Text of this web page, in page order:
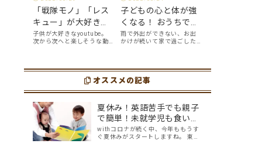
「戦隊モノ」「レス
キュー」が大好きな
年中男児が、自分か
ら好んで見る
選
子供が大好きなyoutube。
次から次へと楽しそうな動
ツールです。アットホーム留
学では、親子の会話・家庭
youtubeやゲーム、アプリ
だ…
子どもの心と体が強
くなる！ おうちで簡
単に、親子で英語ヨ
ガを楽しめる
選
雨で外出ができない、お出
かけが続いて家で過ごした
な時は英語ヨガに親子で挑
戦してみませんか？ 今回の
にオススメの「youtube動
オススメの記事
夏休み！英語苦手でも親子
で簡単！未就学児も食い付
く英語絵本5選
withコロナが続く中、今年ももうす
ぐ夏休みがスタートしますね。 東京